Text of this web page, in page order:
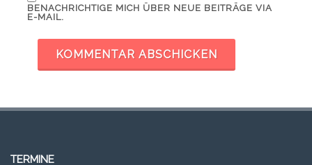
BENACHRICHTIGE MICH ÜBER NEUE BEITRÄGE VIA
E-MAIL.
TERMINE